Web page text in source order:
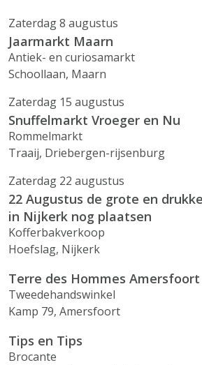
Zaterdag 8 augustus
Jaarmarkt Maarn
Antiek- en curiosamarkt
Schoollaan, Maarn
Zaterdag 15 augustus
Snuffelmarkt Vroeger en Nu
Rommelmarkt
Traaij, Driebergen-rijsenburg
Zaterdag 22 augustus
22 Augustus de grote en
in Nijkerk nog plaatsen
Kofferbakverkoop
Hoefslag, Nijkerk
Terre des Hommes Amersfoort
Tweedehandswinkel
Kamp 79, Amersfoort
Tips en Tips
Brocante